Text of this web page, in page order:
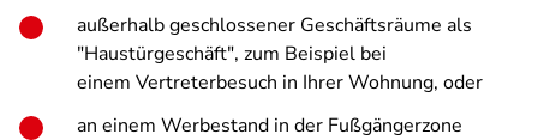
außerhalb geschlossener Geschäftsräume als
"Haustürgeschäft", zum Beispiel bei
einem Vertreterbesuch in Ihrer Wohnung, oder
an einem Werbestand in der Fußgängerzone